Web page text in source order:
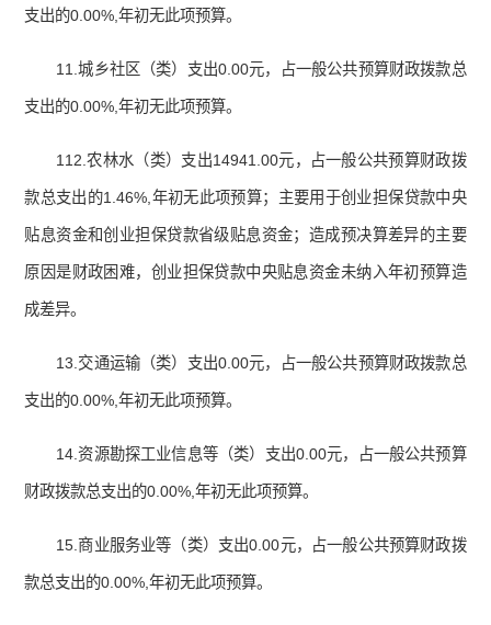
支出的0.00%,年初无此项预算。
11.城乡社区（类）支出0.00元，占一般公共预算财政拨款总
支出的0.00%,年初无此项预算。
112.农林水（类）支出14941.00元，占一般公共预算财政拨
款总支出的1.46%,年初无此项预算；主要用于创业担保贷款中央
贴息资金和创业担保贷款省级贴息资金；造成预决算差异的主要
原因是财政困难，创业担保贷款中央贴息资金未纳入年初预算造
成差异。
13.交通运输（类）支出0.00元，占一般公共预算财政拨款总
支出的0.00%,年初无此项预算。
14.资源勘探工业信息等（类）支出0.00元，占一般公共预算
财政拨款总支出的0.00%,年初无此项预算。
15.商业服务业等（类）支出0.00元，占一般公共预算财政拨
款总支出的0.00%,年初无此项预算。